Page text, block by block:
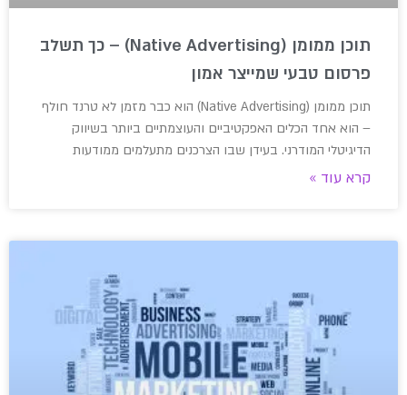
תוכן ממומן (Native Advertising) – כך תשלב
פרסום טבעי שמייצר אמון
תוכן ממומן (Native Advertising) הוא כבר מזמן לא טרנד חולף
– הוא אחד הכלים האפקטיביים והעוצמתיים ביותר בשיווק
הדיגיטלי המודרני. בעידן שבו הצרכנים מתעלמים ממודעות
קרא עוד »